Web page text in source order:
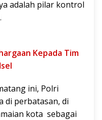
adalah pilar kontrol
Kepada Tim
ini, Polri
di perbatasan, di
kota sebagai